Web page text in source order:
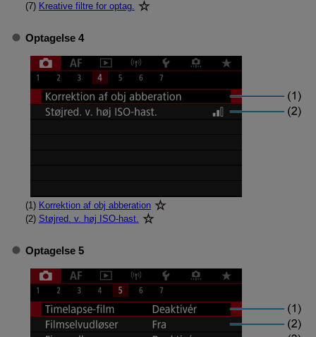
(7) Kreative filtre for optag.
Optagelse 4
(1) Korrektion af obj abberation
(2) Støjred. v. høj ISO-hast.
Optagelse 5